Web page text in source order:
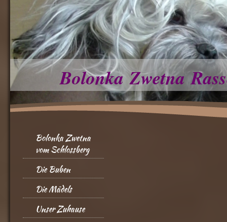
Bolonka Zwetna
Bolonka Zwetna
vom Schlossberg
Die Buben
Die Mädels
Unser Zuhause